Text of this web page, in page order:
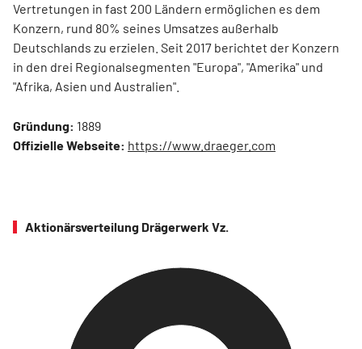
Vertretungen in fast 200 Ländern ermöglichen es dem
Konzern, rund 80% seines Umsatzes außerhalb
Deutschlands zu erzielen. Seit 2017 berichtet der Konzern
in den drei Regionalsegmenten "Europa", "Amerika" und
"Afrika, Asien und Australien".
Gründung: 1889
Offizielle Webseite: https://www.draeger.com
Aktionärsverteilung Drägerwerk Vz.